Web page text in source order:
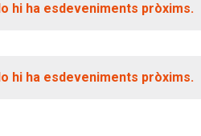
hi ha esdeveniments pròxims.
hi ha esdeveniments pròxims.